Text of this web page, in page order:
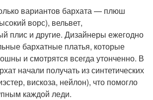
вариантов бархата — плюш
ворс), вельвет,
плис и другие. Дизайнеры ежегодно
бархатные платья, которые
и смотрятся всегда утонченно. В
начали получать из синтетических
вискоза, нейлон), что помогло
каждой леди.